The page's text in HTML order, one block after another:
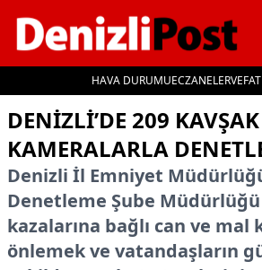
HAVA DURUMUECZANELER
İçeriğe geç
DENIZLI’DE 209
KAMERALARLA
Denizli İl Emniyet
Denetleme Şube
kazalarına bağlı can ve mal
önlemek ve vatandaşların